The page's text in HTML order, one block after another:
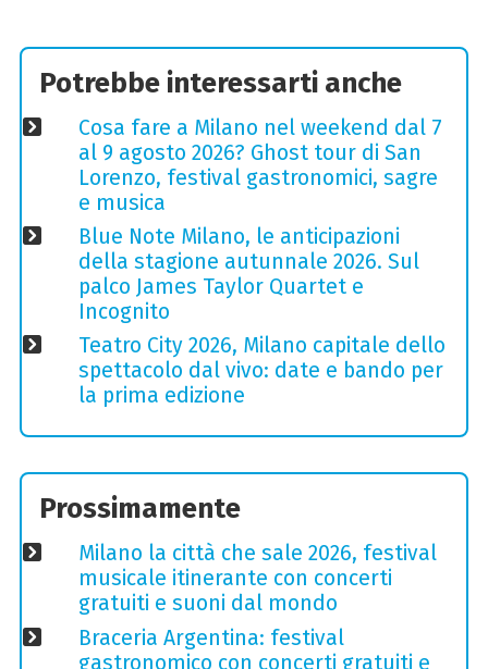
Potrebbe interessarti anche
Cosa fare a Milano nel weekend dal 7
al 9 agosto 2026? Ghost tour di San
Lorenzo, festival gastronomici, sagre
e musica
Blue Note Milano, le anticipazioni
della stagione autunnale 2026. Sul
palco James Taylor Quartet e
Incognito
Teatro City 2026, Milano capitale dello
spettacolo dal vivo: date e bando per
la prima edizione
Prossimamente
Milano la città che sale 2026, festival
musicale itinerante con concerti
gratuiti e suoni dal mondo
Braceria Argentina: festival
gastronomico con concerti gratuiti e